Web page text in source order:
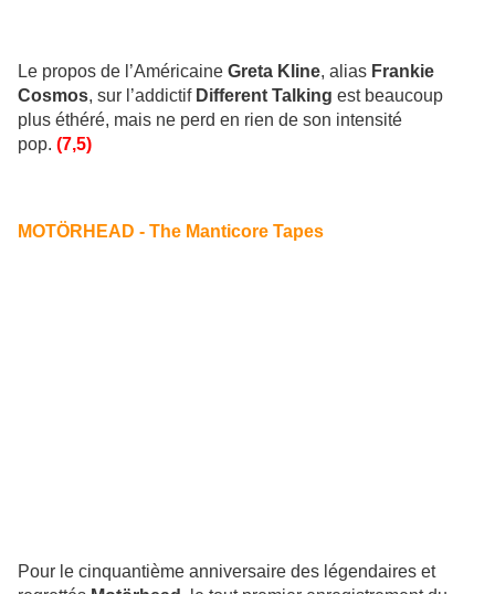
Le propos de l’Américaine Greta Kline, alias Frankie
Cosmos, sur l’addictif Different Talking est beaucoup
plus éthéré, mais ne perd en rien de son intensité
pop. (7,5)
MOTÖRHEAD - The Manticore Tapes
Pour le cinquantième anniversaire des légendaires et